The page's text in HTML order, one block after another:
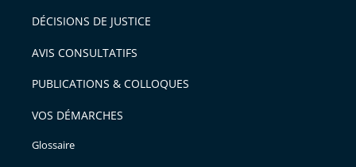
DÉCISIONS DE JUSTICE
AVIS CONSULTATIFS
PUBLICATIONS & COLLOQUES
VOS DÉMARCHES
Glossaire